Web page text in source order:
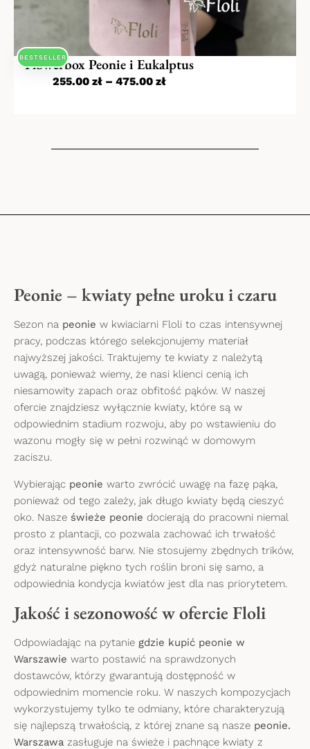
Flowerbox Peonie i Eukalptus
255.00 zł – 475.00 zł
BESTSELLER
Peonie – kwiaty pełne uroku i czaru
Sezon na peonie w kwiaciarni Floli to czas intensywnej
pracy, podczas którego selekcjonujemy materiał
najwyższej jakości. Traktujemy te kwiaty z należytą
uwagą, ponieważ wiemy, że nasi klienci cenią ich
niesamowity zapach oraz obfitość pąków. W naszej
ofercie znajdziesz wyłącznie kwiaty, które są w
odpowiednim stadium rozwoju, aby po wstawieniu do
wazonu mogły się w pełni rozwinąć w domowym
zaciszu.
Wybierając peonie warto zwrócić uwagę na fazę pąka,
ponieważ od tego zależy, jak długo kwiaty będą cieszyć
oko. Nasze świeże peonie docierają do pracowni niemal
prosto z plantacji, co pozwala zachować ich trwałość
oraz intensywność barw. Nie stosujemy zbędnych trików,
gdyż naturalne piękno tych roślin broni się samo, a
odpowiednia kondycja kwiatów jest dla nas priorytetem.
Jakość i sezonowość w ofercie Floli
Odpowiadając na pytanie gdzie kupić peonie w
Warszawie warto postawić na sprawdzonych
dostawców, którzy gwarantują dostępność w
odpowiednim momencie roku. W naszych kompozycjach
wykorzystujemy tylko te odmiany, które charakteryzują
się najlepszą trwałością, z której znane są nasze peonie.
Warszawa zasługuje na świeże i pachnące kwiaty z